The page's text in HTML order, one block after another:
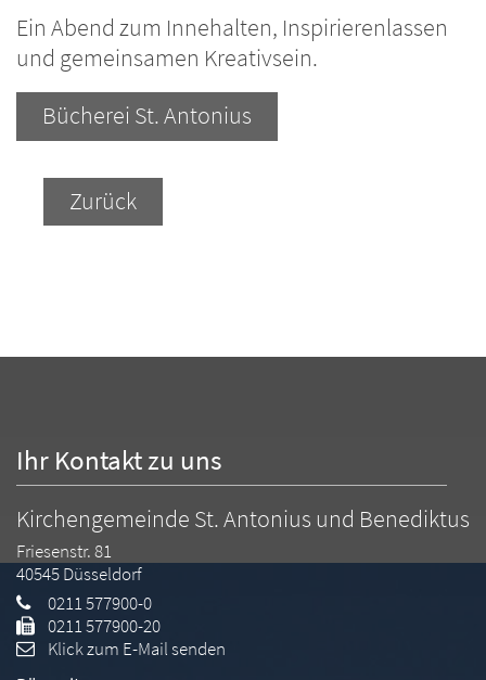
Ein Abend zum Innehalten, Inspirierenlassen
und gemeinsamen Kreativsein.
Bücherei St. Antonius
Zurück
Ihr Kontakt zu uns
Kirchengemeinde St. Antonius und Benediktus
Friesenstr. 81
40545Düsseldorf
0211 577900-0
0211 577900-20
Klick zum E-Mail senden